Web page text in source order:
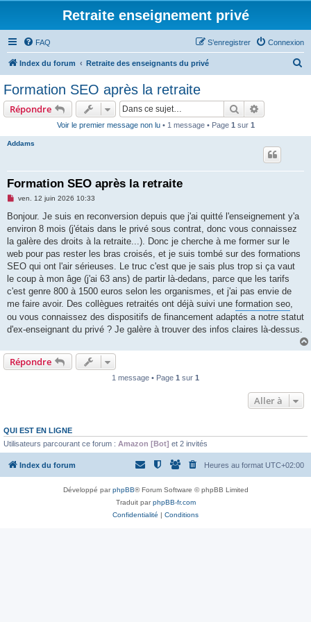
Retraite enseignement privé
FAQ Connexion
S’enregistrer
Index du forum Retraite des enseignants du privé
Formation SEO après la retraite
Répondre Rechercher
Voir le premier message non lu• 1 message • Page 1 sur 1
Addams
Formation SEO après la retraite
M
s
a
g
e
n
o
u
ven. 12 juin 2026 10:33
Bonjour. Je suis en reconversion depuis que j'ai quitté l'enseignement y'a
environ 8 mois (j'étais dans le privé sous contrat, donc vous connaissez
la galère des droits à la retraite...). Donc je cherche à me former sur le
web pour pas rester les bras croisés, et je suis tombé sur des formations
SEO qui ont l'air sérieuses. Le truc c'est que je sais plus trop si ça vaut
le coup à mon âge (j'ai 63 ans) de partir là-dedans, parce que les tarifs
c'est genre 800 à 1500 euros selon les organismes, et j'ai pas envie de
me faire avoir. Des collègues retraités ont déjà suivi une formation seo,
ou vous connaissez des dispositifs de financement adaptés a notre statut
d'ex-enseignant du privé ? Je galère à trouver des infos claires là-dessus.
Répondre
1 message • Page 1 sur 1
Aller à
QUI EST EN LIGNE
Utilisateurs parcourant ce forum : Amazon [Bot] et 2 invités
Index du forum Heures au format UTC+02:00
Développé parphpBB® Forum Software © phpBB Limited
Traduit parphpBB-fr.com
Confidentialité | Conditions